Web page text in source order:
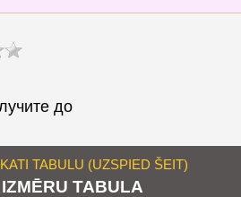
до
TABULU (UZSPIED ŠEIT)
IZMĒRU TABULA